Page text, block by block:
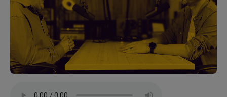
Evenimente
Podcast
The MacRO Zone